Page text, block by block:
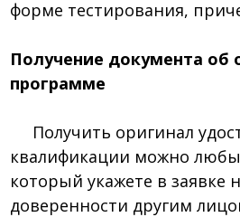
форме тестирования,
Получение документа об
программе
Получить оригинал
квалификации можно
который укажете в заявке
доверенности другим